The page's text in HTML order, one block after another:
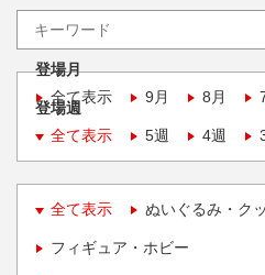
登場月
全て表示
9月 8月
登場週
全て表示
5週 4週
全て表示 ぬいぐるみ・ク
フィギュア・ホビー